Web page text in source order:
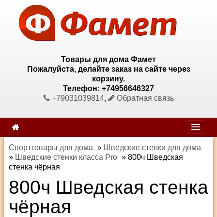
Товары для дома Фамет
Пожалуйста, делайте заказ на сайте через
корзину.
Телефон: +74956646327
+79031039814, Обратная связь
Спорттовары для дома » Шведские стенки для дома
» Шведские стенки класса Pro » 800ч Шведская
стенка чёрная
800ч Шведская стенка
чёрная